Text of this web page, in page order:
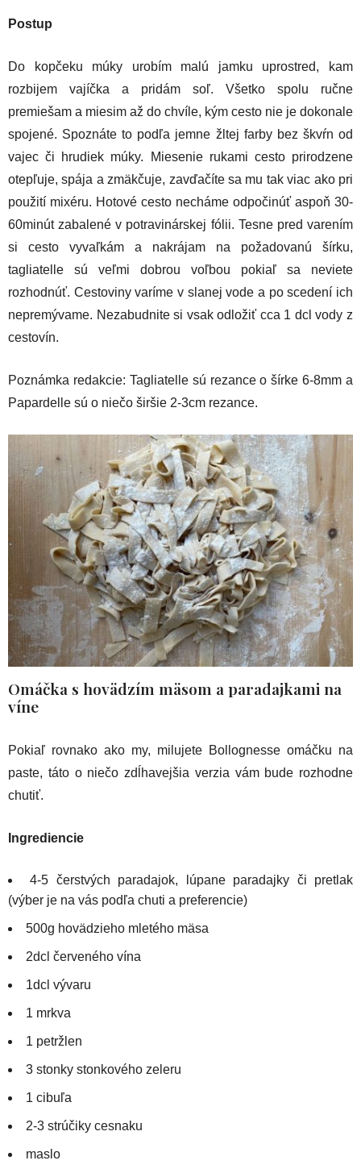
Postup
Do kopčeku múky urobím malú jamku uprostred, kam
rozbijem vajíčka a pridám soľ. Všetko spolu ručne
premiešam a miesim až do chvíle, kým cesto nie je dokonale
spojené. Spoznáte to podľa jemne žltej farby bez škvŕn od
vajec či hrudiek múky. Miesenie rukami cesto prirodzene
otepľuje, spája a zmäkčuje, zavďačíte sa mu tak viac ako pri
použití mixéru. Hotové cesto necháme odpočinúť aspoň 30-
60minút zabalené v potravinárskej fólii. Tesne pred varením
si cesto vyvaľkám a nakrájam na požadovanú šírku,
tagliatelle sú veľmi dobrou voľbou pokiaľ sa neviete
rozhodnúť. Cestoviny varíme v slanej vode a po scedení ich
nepremývame. Nezabudnite si vsak odložiť cca 1 dcl vody z
cestovín.
Poznámka redakcie: Tagliatelle sú rezance o šírke 6-8mm a
Papardelle sú o niečo širšie 2-3cm rezance.
Omáčka s hovädzím mäsom a paradajkami na
víne
Pokiaľ rovnako ako my, milujete Bollognesse omáčku na
paste, táto o niečo zdĺhavejšia verzia vám bude rozhodne
chutiť.
Ingrediencie
4-5 čerstvých paradajok, lúpane paradajky či pretlak
(výber je na vás podľa chuti a preferencie)
500g hovädzieho mletého mäsa
2dcl červeného vína
1dcl vývaru
1 mrkva
1 petržlen
3 stonky stonkového zeleru
1 cibuľa
2-3 strúčiky cesnaku
maslo